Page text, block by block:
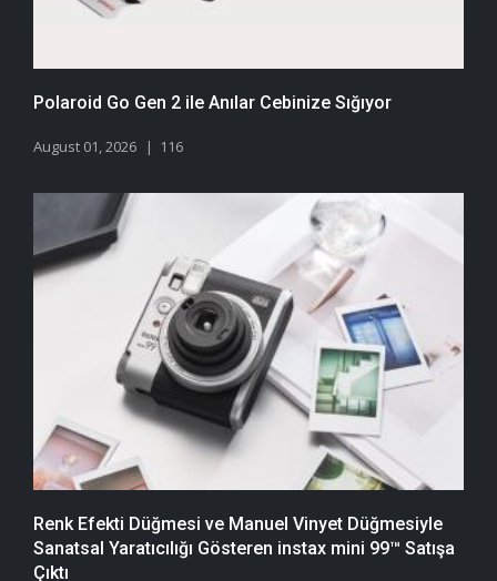
Polaroid Go Gen 2 ile Anılar Cebinize Sığıyor
August 01, 2026 116
Renk Efekti Düğmesi ve Manuel Vinyet Düğmesiyle
Sanatsal Yaratıcılığı Gösteren instax mini 99™ Satışa
Çıktı